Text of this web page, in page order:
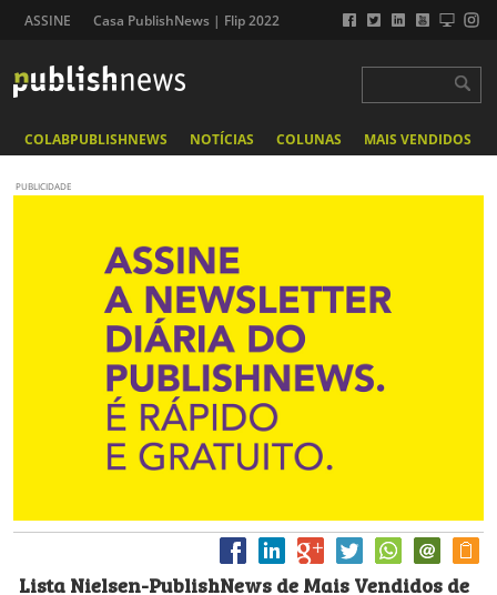
ASSINE Casa PublishNews | Flip 2022
COLABPUBLISHNEWS NOTÍCIAS COLUNAS MAIS VENDIDOS
PUBLICIDADE
Lista Nielsen-PublishNews de Mais Vendidos de